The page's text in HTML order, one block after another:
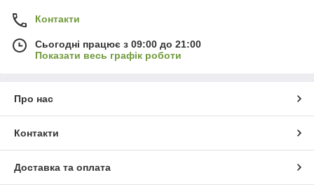
Контакти
Сьогодні працює з 09:00 до 21:00
Показати весь графік роботи
Про нас
Контакти
Доставка та оплата